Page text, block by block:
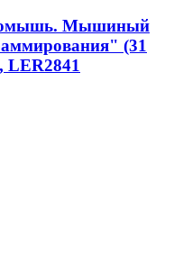
Мышиный
(31
LER2841